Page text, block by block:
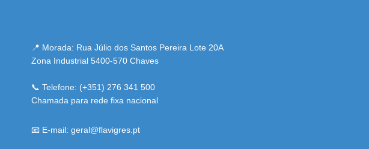
📍 Morada: Rua Júlio dos Santos Pereira Lote 20A
Zona Industrial 5400-570 Chaves
📞 Telefone: (+351) 276 341 500
Chamada para rede fixa nacional
📧 E-mail: geral@flavigres.pt